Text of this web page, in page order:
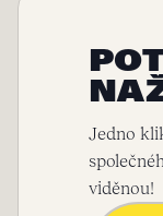
Jedno
viděnou!